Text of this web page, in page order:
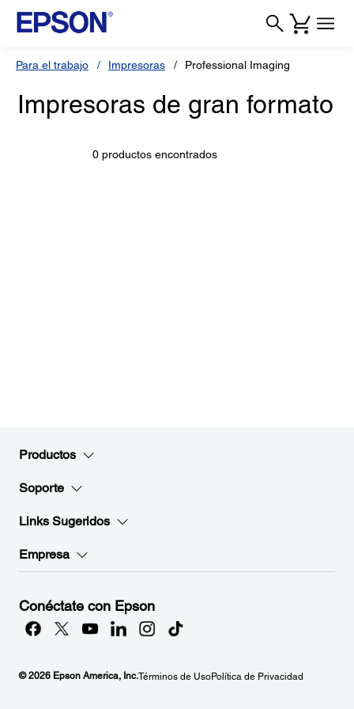
Para el trabajo Impresoras Professional Imaging
Impresoras de gran formato
0 productos encontrados
Productos
Soporte
Links Sugeridos
Empresa
Conéctate con Epson
© 2026 Epson America, Inc.Términos de UsoPolítica de Privacidad